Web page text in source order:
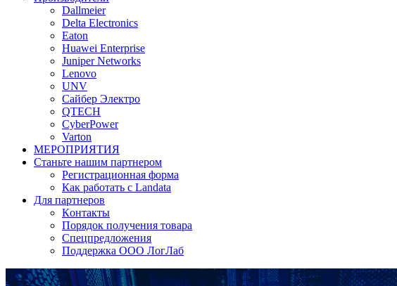
Dallmeier
Delta Electronics
Eaton
Huawei Enterprise
Juniper Networks
Lenovo
UNV
Сайбер Электро
QTECH
CyberPower
Varton
МЕРОПРИЯТИЯ
Станьте нашим партнером
Регистрационная форма
Как работать с Landata
Для партнеров
Кoнтaкты
Порядок получения товара
Спецпредложения
Поддержка ООО ЛогЛаб